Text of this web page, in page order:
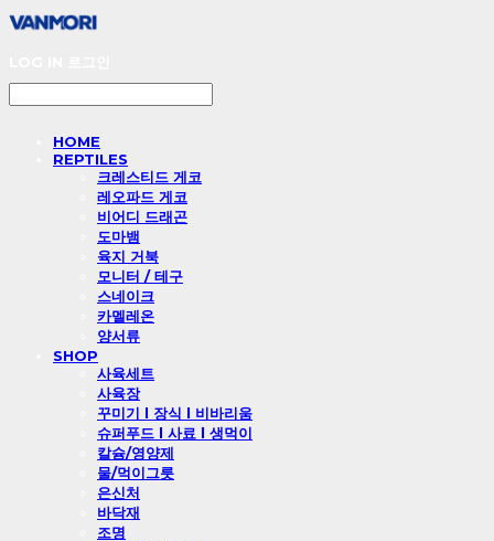
HOME
REPTILES
크레스티드 게코
레오파드 게코
비어디 드래곤
도마뱀
육지 거북
모니터 / 테구
스네이크
카멜레온
양서류
SHOP
사육세트
사육장
꾸미기 l 장식 l 비바리움
슈퍼푸드 l 사료 l 생먹이
칼슘/영양제
물/먹이그릇
은신처
바닥재
조명